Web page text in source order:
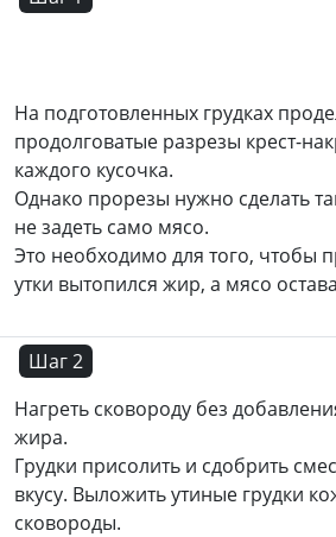
На подготовленных грудках
продолговатые разрезы крест-
каждого кусочка.
Однако прорезы нужно сделать
не задеть само мясо.
Это необходимо для того, чтобы
утки вытопился жир, а мясо
Шаг 2
Нагреть сковороду без
жира.
Грудки присолить и сдобрить
вкусу. Выложить утиные грудки
сковороды.